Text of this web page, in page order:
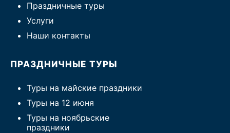
Праздничные туры
Услуги
Наши контакты
ПРАЗДНИЧНЫЕ ТУРЫ
Туры на майские праздники
Туры на 12 июня
Туры на ноябрьские
праздники